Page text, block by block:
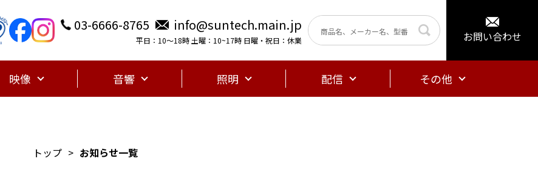
03-6666-8765 info@suntech.main.jp
平日：10〜18時 土曜：10~17時 日曜・祝日：休業 お問い合わせ
映像 音響 照明 配信 その他
トップ お知らせ一覧